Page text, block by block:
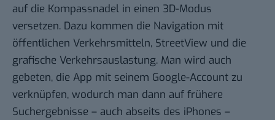
auf die Kompassnadel in einen 3D-Modus
versetzen. Dazu kommen die Navigation mit
öffentlichen Verkehrsmitteln, StreetView und die
grafische Verkehrsauslastung. Man wird auch
gebeten, die App mit seinem Google-Account zu
verknüpfen, wodurch man dann auf frühere
Suchergebnisse – auch abseits des iPhones –